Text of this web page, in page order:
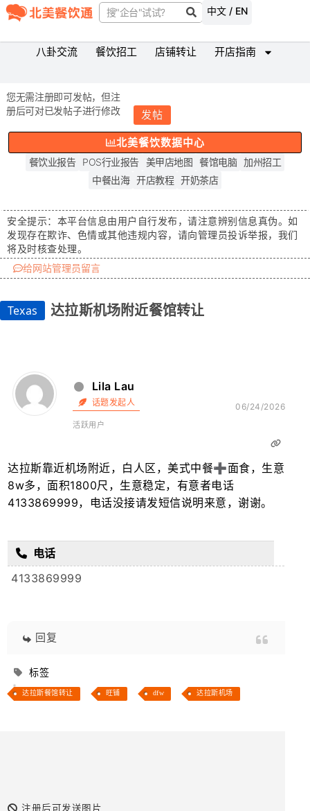
中文 / EN
八卦交流 餐饮招工 店铺转让 开店指南
您无需注册即可发帖，但注
册后可对已发帖子进行修改
发帖
北美餐饮数据中心
餐饮业报告 POS行业报告 美甲店地图 餐馆电脑
加州招工
中餐出海 开店教程 开奶茶店
安全提示： 本平台信息由用户自行发布，请注意辨别信息真伪。如
发现存在欺诈、色情或其他违规内容，请向管理员投诉举报，我们
将及时核查处理。
给网站管理员留言
Texas 达拉斯机场附近餐馆转让
Lila Lau
话题发起人 06/24/2026
活跃用户
达拉斯靠近机场附近，白人区，美式中餐➕面食，生意
8w多，面积1800尺，生意稳定，有意者电话
4133869999，电话没接请发短信说明来意，谢谢。
电话
4133869999
回复
标签
达拉斯餐馆转让 旺铺 dfw 达拉斯机场
注册后可发送图片